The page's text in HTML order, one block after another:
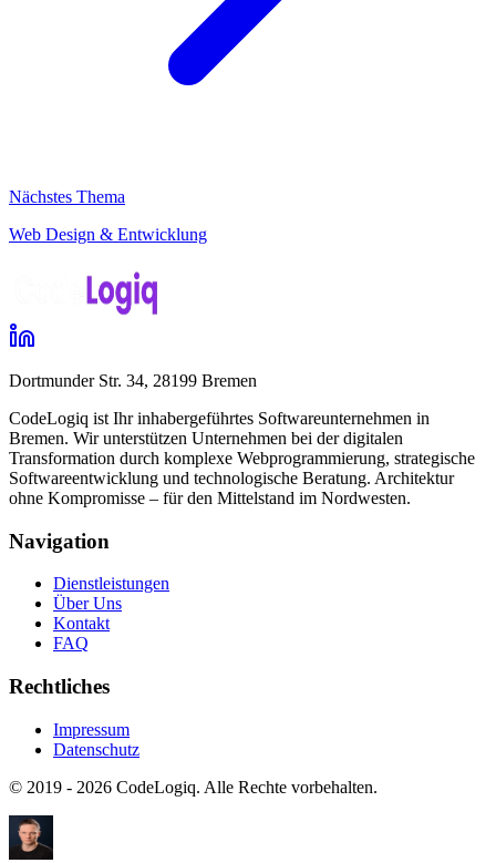
Nächstes Thema
Web Design & Entwicklung
Dortmunder Str. 34, 28199 Bremen
CodeLogiq ist Ihr inhabergeführtes Softwareunternehmen in
Bremen. Wir unterstützen Unternehmen bei der digitalen
Transformation durch komplexe Webprogrammierung, strategische
Softwareentwicklung und technologische Beratung. Architektur
ohne Kompromisse – für den Mittelstand im Nordwesten.
Navigation
Dienstleistungen
Über Uns
Kontakt
FAQ
Rechtliches
Impressum
Datenschutz
© 2019 - 2026 CodeLogiq. Alle Rechte vorbehalten.